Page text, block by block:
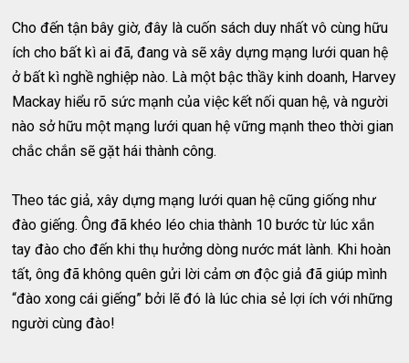
Cho đến tận bây giờ, đây là cuốn sách duy nhất vô cùng hữu
ích cho bất kì ai đã, đang và sẽ xây dựng mạng lưới quan hệ
ở bất kì nghề nghiệp nào. Là một bậc thầy kinh doanh, Harvey
Mackay hiểu rõ sức mạnh của việc kết nối quan hệ, và người
nào sở hữu một mạng lưới quan hệ vững mạnh theo thời gian
chắc chắn sẽ gặt hái thành công.
Theo tác giả, xây dựng mạng lưới quan hệ cũng giống như
đào giếng. Ông đã khéo léo chia thành 10 bước từ lúc xắn
tay đào cho đến khi thụ hưởng dòng nước mát lành. Khi hoàn
tất, ông đã không quên gửi lời cảm ơn độc giả đã giúp mình
“đào xong cái giếng” bởi lẽ đó là lúc chia sẻ lợi ích với những
người cùng đào!